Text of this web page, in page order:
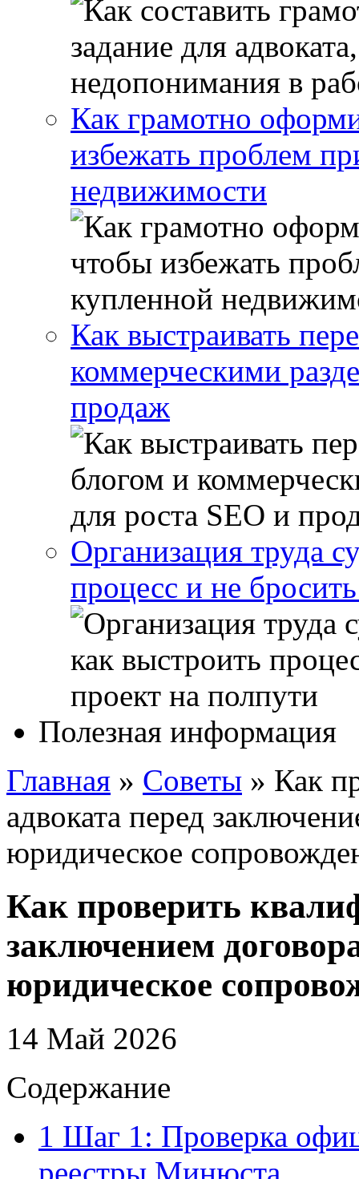
Как грамотно
избежать проблем
недвижимости
Как выстраивать
коммерческими
продаж
Организация труда
процесс и не
Полезная информация
Главная » Советы » Как
адвоката перед
юридическое
Как проверить
заключением
юридическое
14 Май 2026
Содержание
1 Шаг 1: Проверка
реестры Минюста